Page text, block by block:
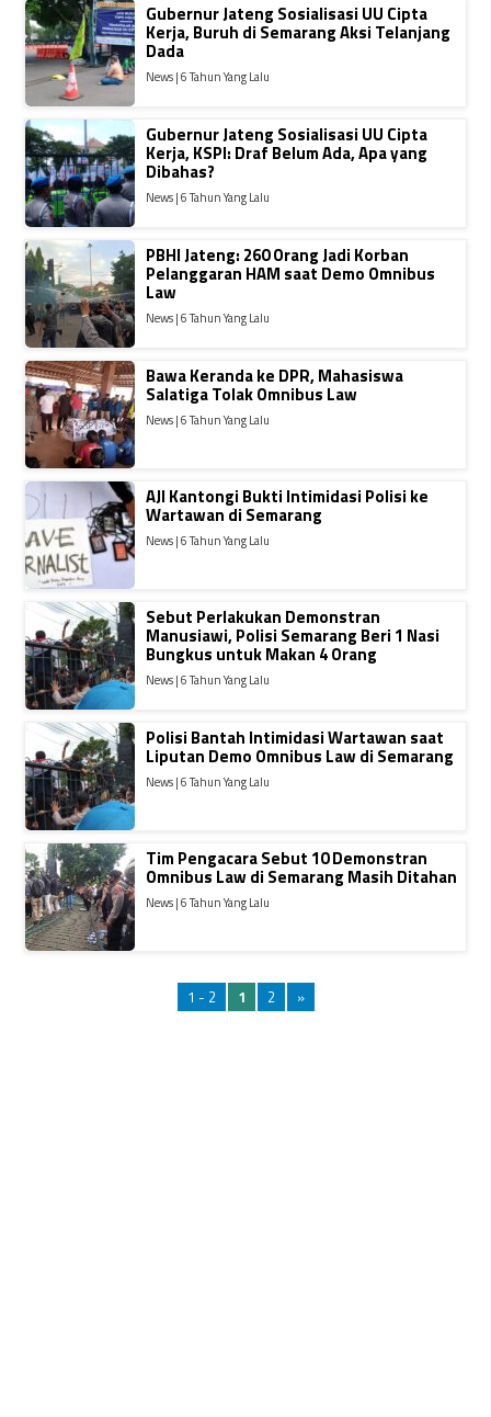
Gubernur Jateng Sosialisasi UU Cipta
Kerja, Buruh di Semarang Aksi Telanjang
Dada
News | 6 Tahun Yang Lalu
Gubernur Jateng Sosialisasi UU Cipta
Kerja, KSPI: Draf Belum Ada, Apa yang
Dibahas?
News | 6 Tahun Yang Lalu
PBHI Jateng: 260 Orang Jadi Korban
Pelanggaran HAM saat Demo Omnibus
Law
News | 6 Tahun Yang Lalu
Bawa Keranda ke DPR, Mahasiswa
Salatiga Tolak Omnibus Law
News | 6 Tahun Yang Lalu
AJI Kantongi Bukti Intimidasi Polisi ke
Wartawan di Semarang
News | 6 Tahun Yang Lalu
Sebut Perlakukan Demonstran
Manusiawi, Polisi Semarang Beri 1 Nasi
Bungkus untuk Makan 4 Orang
News | 6 Tahun Yang Lalu
Polisi Bantah Intimidasi Wartawan saat
Liputan Demo Omnibus Law di Semarang
News | 6 Tahun Yang Lalu
Tim Pengacara Sebut 10 Demonstran
Omnibus Law di Semarang Masih Ditahan
News | 6 Tahun Yang Lalu
1 - 2 1 2 »